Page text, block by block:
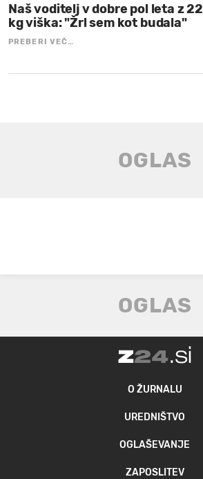
Naš voditelj v dobre pol leta z 22
kg viška: "Žrl sem kot budala"
PREBERI VEČ…
O ŽURNALU
UREDNIŠTVO
OGLAŠEVANJE
ZAPOSLITEV